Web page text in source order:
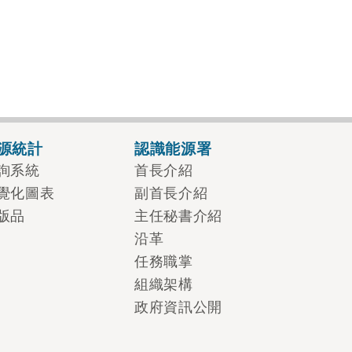
統計
系統
化圖表
品
認識能源署
首長介紹
副首長介紹
主任秘書介紹
沿革
任務職掌
組織架構
政府資訊公開